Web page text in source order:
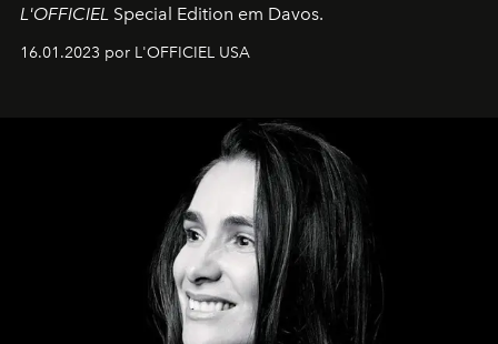
L'OFFICIEL Special Edition em Davos.
16.01.2023 por L'OFFICIEL USA